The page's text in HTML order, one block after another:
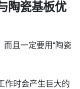
陶瓷基板优
而且一定要用“陶瓷
作时会产生巨大的